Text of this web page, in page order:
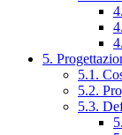
5.
5.1.
5.2.
5.3.